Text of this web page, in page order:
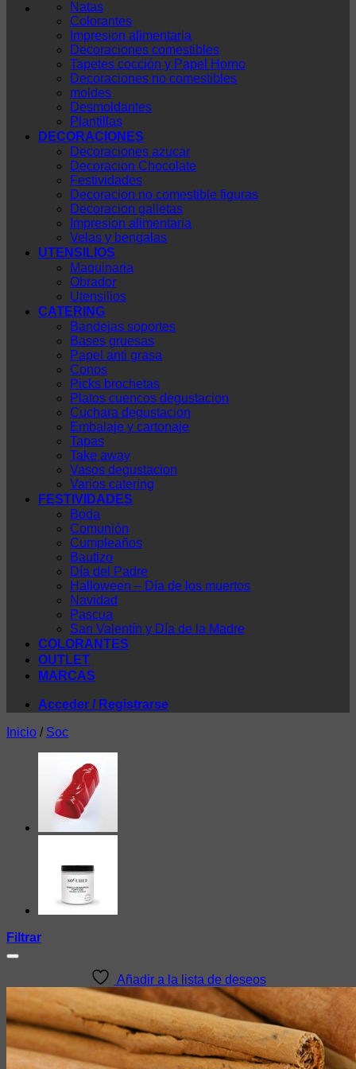
Natas
Colorantes
Impresion alimentaria
Decoraciones comestibles
Tapetes cocción y Papel Horno
Decoraciones no comestibles
moldes
Desmoldantes
Plantillas
DECORACIONES
Decoraciones azucar
Decoracion Chocolate
Festividades
Decoracion no comestible figuras
Decoracion galletas
Impresion alimentaria
Velas y bengalas
UTENSILIOS
Maquinaria
Obrador
Utensilios
CATERING
Bandejas soportes
Bases gruesas
Papel anti grasa
Conos
Picks brochetas
Platos cuencos degustacion
Cuchara degustacion
Embalaje y cartonaje
Tapas
Take away
Vasos degustacion
Varios catering
FESTIVIDADES
Boda
Comunión
Cumpleaños
Bautizo
Día del Padre
Halloween – Día de los muertos
Navidad
Pascua
San Valentín y Día de la Madre
COLORANTES
OUTLET
MARCAS
Acceder / Registrarse
Inicio / Soc
Filtrar
Añadir a la lista de deseos